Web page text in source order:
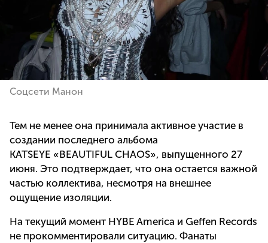
Соцсети Манон
Тем не менее она принимала активное участие в
создании последнего альбома
KATSEYE «BEAUTIFUL CHAOS», выпущенного 27
июня. Это подтверждает, что она остается важной
частью коллектива, несмотря на внешнее
ощущение изоляции.
На текущий момент HYBE America и Geffen Records
не прокомментировали ситуацию. Фанаты